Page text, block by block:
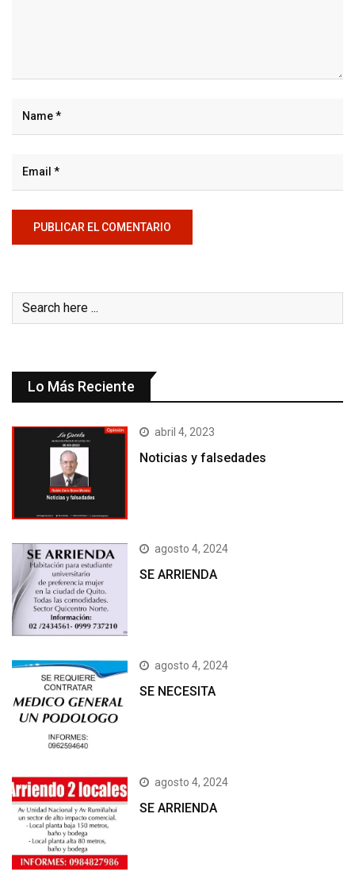
Lo Más Reciente
abril 4, 2023
Noticias y falsedades
agosto 4, 2024
SE ARRIENDA
agosto 4, 2024
SE NECESITA
agosto 4, 2024
SE ARRIENDA